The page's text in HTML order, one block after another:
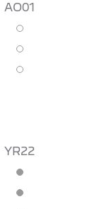
AO01
Lisavarustus
Lisavarustus
Lisavarustus
YR22
Standardvarustus
Standardvarustus